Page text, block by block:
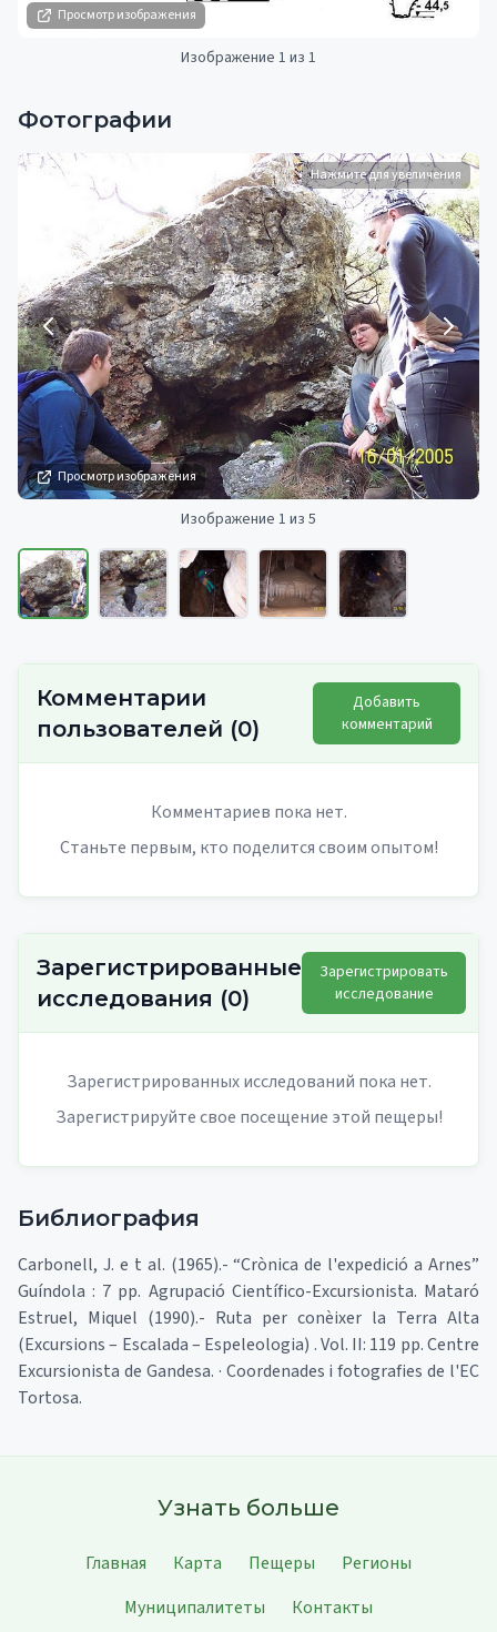
Просмотр изображения
Изображение 1 из 1
Фотографии
Просмотр изображения
Нажмите для увеличения
Изображение 1 из 5
Комментарии
пользователей (0)
Добавить
комментарий
Комментариев пока нет.
Станьте первым, кто поделится своим опытом!
Зарегистрированные
исследования (0)
Зарегистрировать
исследование
Зарегистрированных исследований пока нет.
Зарегистрируйте свое посещение этой пещеры!
Библиография
Carbonell, J. e t al. (1965).- “Crònica de l'expedició a Arnes”
Guíndola : 7 pp. Agrupació Científico-Excursionista. Mataró
Estruel, Miquel (1990).- Ruta per conèixer la Terra Alta
(Excursions – Escalada – Espeleologia) . Vol. II: 119 pp. Centre
Excursionista de Gandesa. · Coordenades i fotografies de l'EC
Tortosa.
Узнать больше
Главная Карта Пещеры
Регионы
Муниципалитеты
Контакты